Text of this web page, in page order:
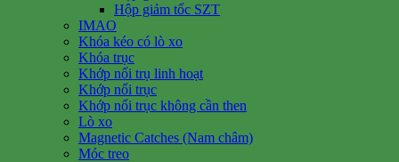
Hộp giảm tốc SZT
IMAO
Khóa kéo có lò xo
Khóa trục
Khớp nối trụ linh hoạt
Khớp nối trục
Khớp nối trục không cần then
Lò xo
Magnetic Catches (Nam châm)
Móc treo